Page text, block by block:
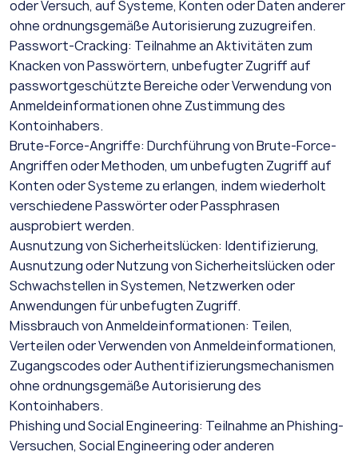
oder Versuch, auf Systeme, Konten oder Daten anderer
ohne ordnungsgemäße Autorisierung zuzugreifen.
Passwort-Cracking: Teilnahme an Aktivitäten zum
Knacken von Passwörtern, unbefugter Zugriff auf
passwortgeschützte Bereiche oder Verwendung von
Anmeldeinformationen ohne Zustimmung des
Kontoinhabers.
Brute-Force-Angriffe: Durchführung von Brute-Force-
Angriffen oder Methoden, um unbefugten Zugriff auf
Konten oder Systeme zu erlangen, indem wiederholt
verschiedene Passwörter oder Passphrasen
ausprobiert werden.
Ausnutzung von Sicherheitslücken: Identifizierung,
Ausnutzung oder Nutzung von Sicherheitslücken oder
Schwachstellen in Systemen, Netzwerken oder
Anwendungen für unbefugten Zugriff.
Missbrauch von Anmeldeinformationen: Teilen,
Verteilen oder Verwenden von Anmeldeinformationen,
Zugangscodes oder Authentifizierungsmechanismen
ohne ordnungsgemäße Autorisierung des
Kontoinhabers.
Phishing und Social Engineering: Teilnahme an Phishing-
Versuchen, Social Engineering oder anderen